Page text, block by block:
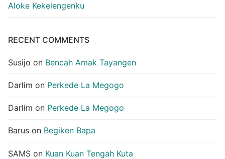
Aloke Kekelengenku
RECENT COMMENTS
Susijo on Bencah Amak Tayangen
Darlim on Perkede La Megogo
Darlim on Perkede La Megogo
Barus on Begiken Bapa
SAMS on Kuan Kuan Tengah Kuta